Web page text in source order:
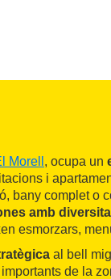
Morell , ocupa un
i
bany complet o
amb
esmorzars,
al bell
de la